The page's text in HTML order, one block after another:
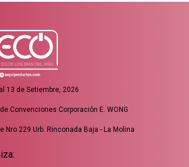
13 de Setiembre, 2026
Convenciones Corporación E. WONG
Nro 229 Urb. Rinconada Baja - La Molina